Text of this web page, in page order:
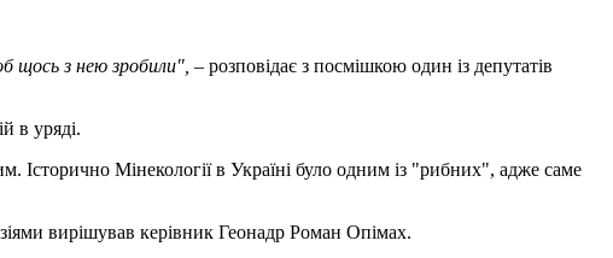
щось з нею зробили", – розповідає з посмішкою один із депутатів
в уряді.
Історично Мінекології в Україні було одним із "рибних", адже саме
вирішував керівник Геонадр Роман Опімах.